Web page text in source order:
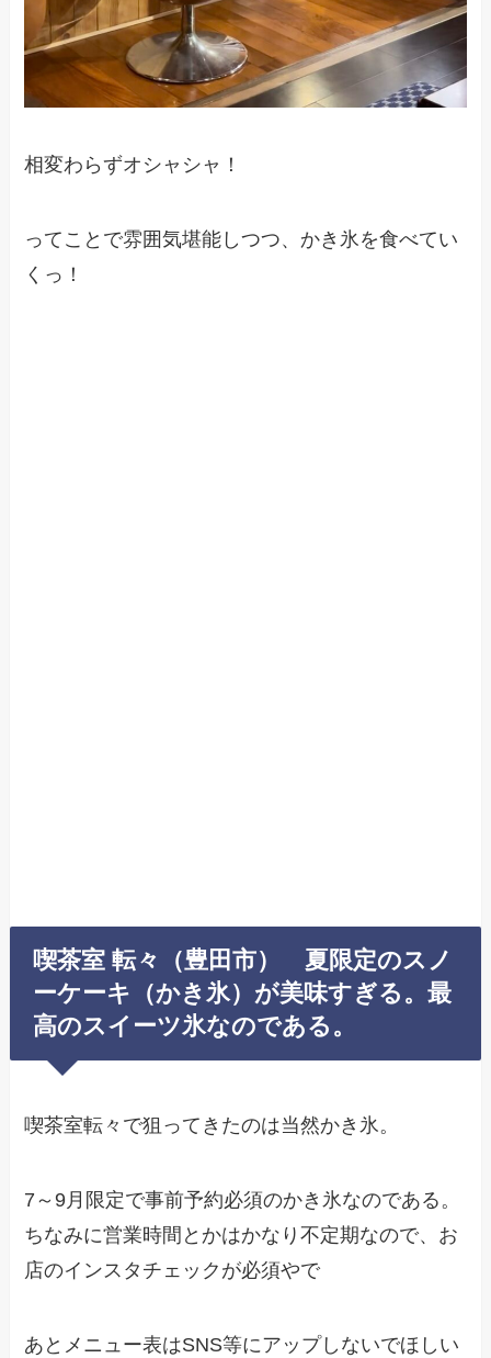
相変わらずオシャシャ！
ってことで雰囲気堪能しつつ、かき氷を食べてい
くっ！
喫茶室 転々（豊田市） 夏限定のスノ
ーケーキ（かき氷）が美味すぎる。最
高のスイーツ氷なのである。
喫茶室転々で狙ってきたのは当然かき氷。
7～9月限定で事前予約必須のかき氷なのである。
ちなみに営業時間とかはかなり不定期なので、お
店のインスタチェックが必須やで
あとメニュー表はSNS等にアップしないでほしい